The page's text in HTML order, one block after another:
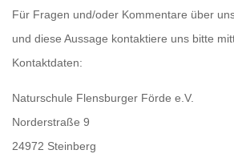
Für Fragen und/oder Kommentare über
und diese Aussage kontaktiere uns bitte
Kontaktdaten:
Naturschule Flensburger Förde e.V.
Norderstraße 9
24972 Steinberg